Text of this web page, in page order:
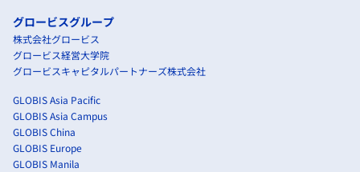
グロービスグループ
株式会社グロービス
グロービス経営大学院
グロービスキャピタルパートナーズ株式会社
GLOBIS Asia Pacific
GLOBIS Asia Campus
GLOBIS China
GLOBIS Europe
GLOBIS Manila